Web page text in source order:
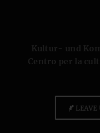
Kultur- und
Centro per la
LEAVE